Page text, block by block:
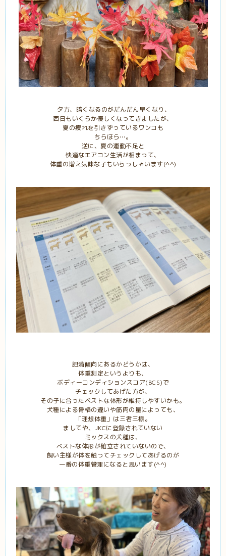
夕方、暗くなるのがだんだん早くなり、
西日もいくらか優しくなってきましたが、
夏の疲れを引きずっているワンコも
ちらほら…。
逆に、夏の運動不足と
快適なエアコン生活が相まって、
体重の増え気味な子もいらっしゃいます(^^)
肥満傾向にあるかどうかは、
体重測定というよりも、
ボディーコンディションスコア(BCS)で
チェックしてあげた方が、
その子に合ったベストな体形が維持しやすいかも。
犬種による骨格の違いや筋肉の量によっても、
「理想体重」は三者三様。
ましてや、JKCに登録されていない
ミックスの犬種は、
ベストな体形が確立されていないので、
飼い主様が体を触ってチェックしてあげるのが
一番の体重管理になると思います(^^)